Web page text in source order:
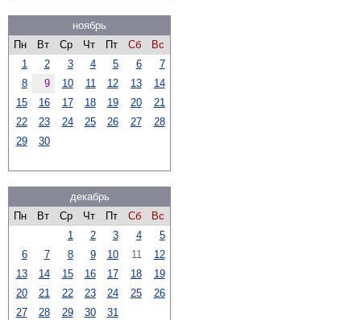
ноябрь
Пн
Вт Ср Чт Пт Сб
Вс
1
2 3 4 5 6
7
8
9 10 11 12 13
14
15
16 17 18 19 20
21
22
23 24 25 26 27
28
29
30
декабрь
Пн
Вт Ср Чт Пт Сб
Вс
1
2 3 4
5
6
7 8 9 10 11
12
13
14 15 16 17 18
19
20
21 22 23 24 25
26
27
28 29 30 31